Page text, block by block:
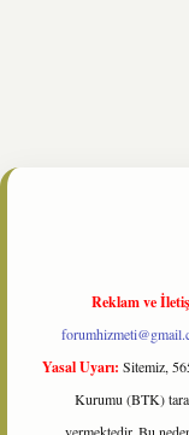
Reklam ve
Yasal Uyarı: Sitemiz,
Kurumu (BTK)